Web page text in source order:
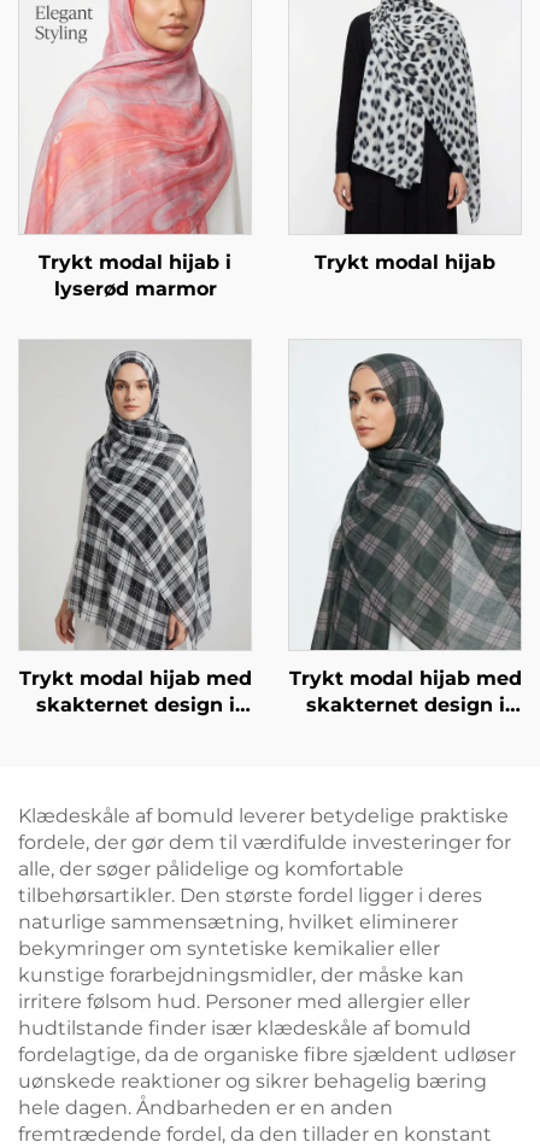
Trykt modal hijab i
lyserød marmor
Trykt modal hijab
Trykt modal hijab med
skakternet design i
Trykt modal hijab med
skakternet design i
Klædeskåle af bomuld leverer betydelige praktiske
fordele, der gør dem til værdifulde investeringer for
alle, der søger pålidelige og komfortable
tilbehørsartikler. Den største fordel ligger i deres
naturlige sammensætning, hvilket eliminerer
bekymringer om syntetiske kemikalier eller
kunstige forarbejdningsmidler, der måske kan
irritere følsom hud. Personer med allergier eller
hudtilstande finder især klædeskåle af bomuld
fordelagtige, da de organiske fibre sjældent udløser
uønskede reaktioner og sikrer behagelig bæring
hele dagen. Åndbarheden er en anden
fremtrædende fordel, da den tillader en konstant